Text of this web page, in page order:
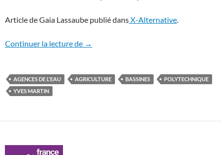
Article de Gaia Lassaube publié dansX-Alternative.
Continuer la lecture de Quand des polytechniciens menaient
→
AGENCES DE L'EAU AGRICULTURE BASSINES
POLYTECHNIQUE
YVES MARTIN